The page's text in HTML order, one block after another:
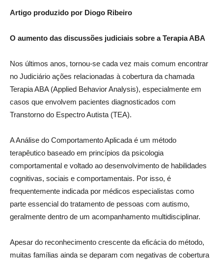
Artigo produzido por Diogo Ribeiro
O aumento das discussões judiciais sobre a Terapia ABA
Nos últimos anos, tornou-se cada vez mais comum encontrar
no Judiciário ações relacionadas à cobertura da chamada
Terapia ABA (Applied Behavior Analysis), especialmente em
casos que envolvem pacientes diagnosticados com
Transtorno do Espectro Autista (TEA).
A Análise do Comportamento Aplicada é um método
terapêutico baseado em princípios da psicologia
comportamental e voltado ao desenvolvimento de habilidades
cognitivas, sociais e comportamentais. Por isso, é
frequentemente indicada por médicos especialistas como
parte essencial do tratamento de pessoas com autismo,
geralmente dentro de um acompanhamento multidisciplinar.
Apesar do reconhecimento crescente da eficácia do método,
muitas famílias ainda se deparam com negativas de cobertura